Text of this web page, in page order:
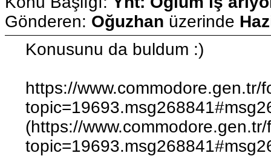
Gönderen: Oğuzhan üzerinde
Konusunu da buldum :)
https://www.commodore.gen.tr/
(https://